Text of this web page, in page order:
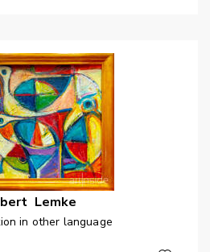
Lemke
in other language